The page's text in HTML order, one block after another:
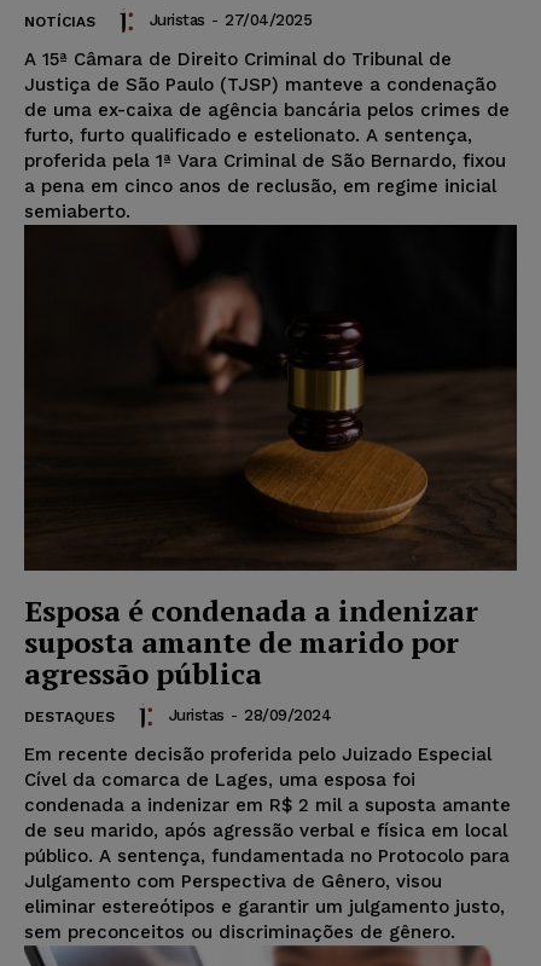
NOTÍCIAS Juristas - 27/04/2025
A 15ª Câmara de Direito Criminal do Tribunal de
Justiça de São Paulo (TJSP) manteve a condenação
de uma ex-caixa de agência bancária pelos crimes de
furto, furto qualificado e estelionato. A sentença,
proferida pela 1ª Vara Criminal de São Bernardo, fixou
a pena em cinco anos de reclusão, em regime inicial
semiaberto.
Esposa é condenada a indenizar
suposta amante de marido por
agressão pública
DESTAQUES Juristas - 28/09/2024
Em recente decisão proferida pelo Juizado Especial
Cível da comarca de Lages, uma esposa foi
condenada a indenizar em R$ 2 mil a suposta amante
de seu marido, após agressão verbal e física em local
público. A sentença, fundamentada no Protocolo para
Julgamento com Perspectiva de Gênero, visou
eliminar estereótipos e garantir um julgamento justo,
sem preconceitos ou discriminações de gênero.